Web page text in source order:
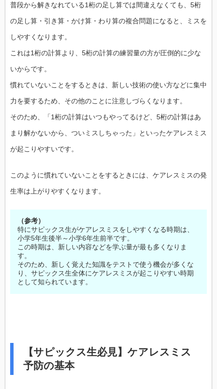
普段から解きなれている1桁の足し算では間違えなくても、5桁
の足し算・引き算・かけ算・わり算の複合問題になると、ミスを
しやすくなります。
これは1桁の計算より、5桁の計算の練習量の方が圧倒的に少な
いからです。
慣れていないことをするときは、新しい技術の使い方などに集中
力を要するため、その他のことに注意しづらくなります。
そのため、「1桁の計算はいつもやってるけど、5桁の計算はあ
まり解かないから、ついミスしちゃった」といったケアレスミス
が起こりやすいです。
このように慣れていないことをするときには、ケアレスミスの発
生率は上がりやすくなります。
（参考）
特にサピックス生がケアレスミスをしやすくなる時期は、
小学5年生後半～小学6年生前半です。
この時期は、新しい内容などを学ぶ量が最も多くなりま
す。
そのため、新しく覚えた知識をテストで使う機会が多くな
り、サピックス生全体にケアレスミスが起こりやすい時期
として知られています。
【サピックス生必見】ケアレスミス
予防の基本